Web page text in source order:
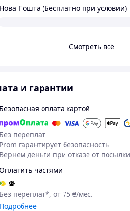
Нова Пошта (Бесплатно при условии)
Смотреть всё
и гарантии
Безопасная оплата картой
Без переплат
Prom гарантирует безопасность
Вернем деньги при отказе от посылки
Оплатить частями
Без переплат*, от 75 ₴/мес.
Подробнее
21.09.2024
Оксана Т.